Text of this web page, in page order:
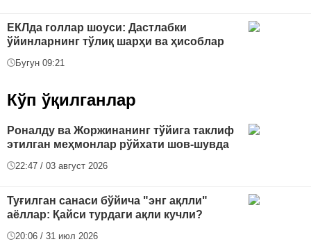
ЕКЛда голлар шоуси: Дастлабки
ўйинларнинг тўлиқ шарҳи ва ҳисоблар
Бугун 09:21
Кўп ўқилганлар
Роналду ва Жоржинанинг тўйига таклиф
этилган меҳмонлар рўйхати шов-шувда
22:47 / 03 август 2026
Туғилган санаси бўйича "энг ақлли"
аёллар: Қайси турдаги ақли кучли?
20:06 / 31 июл 2026